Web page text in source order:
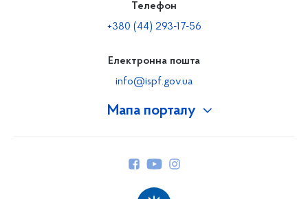
Мапа порталу
Телефон
+380 (44) 293-17-56
Електронна пошта
info@ispf.gov.ua